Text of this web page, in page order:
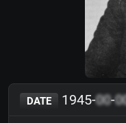
DATE 1945-00-